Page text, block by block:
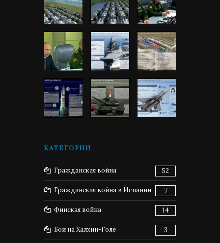
КАТЕГОРИИ
Гражданская война 52
Гражданская война в Испании 7
Финская война 14
Бои на Халхин-Голе 3